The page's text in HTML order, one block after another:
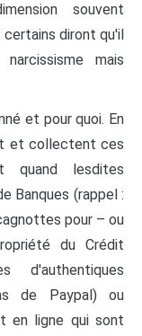
souvent
diront qu'il
mais
et pour quoi. En
et collectent ces
quand lesdites
Banques (rappel :
pour – ou
du Crédit
d'authentiques
de Paypal) ou
en ligne qui sont